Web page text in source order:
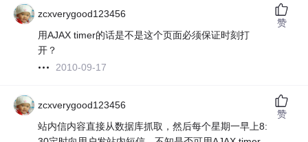
zcxverygood123456
用AJAX timer的话是不是这个页面必须保证时刻打
开？
2010-09-17
赞
zcxverygood123456
站内信内容直接从数据库抓取，然后每个星期一早上8:
赞